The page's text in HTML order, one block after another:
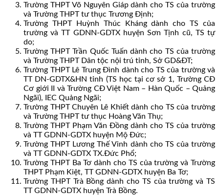
Trường THPT Võ Nguyên Giáp dành cho TS của trường
và Trường THPT tư thục Trương Định;
Trường THPT Huỳnh Thúc Kháng dành cho TS của
trường và TT GDNN-GDTX huyện Sơn Tịnh cũ, TS tự
do;
Trường THPT Trần Quốc Tuấn dành cho TS của trường
và Trường THPT Dân tộc nội trú tỉnh, Sở GD&ĐT;
Trường THPT Lê Trung Đình dành cho TS của trường và
TT DN-GDTX&HN tỉnh (TS học tại cơ sở 1, Trường CĐ
Cơ giới II và Trường CĐ Việt Nam – Hàn Quốc – Quảng
Ngãi), IEC Quảng Ngãi;
Trường THPT Chuyên Lê Khiết dành cho TS của trường
và Trường THPT tư thục Hoàng Văn Thụ;
Trường THPT Phạm Văn Đồng dành cho TS của trường
và TT GDNN-GDTX huyện Mộ Đức;
Trường THPT Lương Thế Vinh dành cho TS của trường
và TT GDNN-GDTX TX.Đức Phổ;
Trường THPT Ba Tơ dành cho TS của trường và Trường
THPT Phạm Kiệt, TT GDNN-GDTX huyện Ba Tơ;
Trường THPT Trà Bồng dành cho TS của trường và TS
TT GDNN-GDTX huyện Trà Bồng.